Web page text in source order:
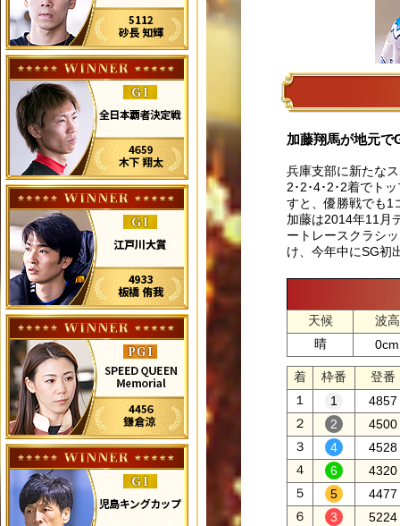
加藤翔馬が地元で
兵庫支部に新たな
2･2･4･2･2着でト
すと、優勝戦でも1
加藤は2014年11月
ートレースクラシ
け、今年中にSG初
天候
波高
晴
0cm
着 枠番
登番
１
4857
２
4500
３
4528
４
4320
５
4477
６
5224